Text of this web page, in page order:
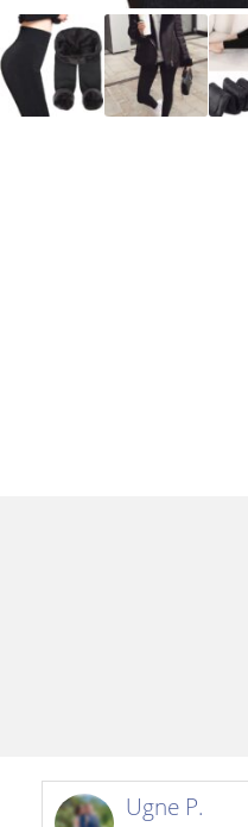
Ugne P.